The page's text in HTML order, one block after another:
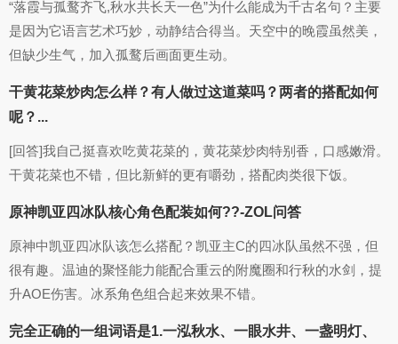
“落霞与孤鹜齐飞,秋水共长天一色”为什么能成为千古名句？主要
是因为它语言艺术巧妙，动静结合得当。天空中的晚霞虽然美，
但缺少生气，加入孤鹜后画面更生动。
干黄花菜炒肉怎么样？有人做过这道菜吗？两者的搭配如何
呢？...
[回答]我自己挺喜欢吃黄花菜的，黄花菜炒肉特别香，口感嫩滑。
干黄花菜也不错，但比新鲜的更有嚼劲，搭配肉类很下饭。
原神凯亚四冰队核心角色配装如何??-ZOL问答
原神中凯亚四冰队该怎么搭配？凯亚主C的四冰队虽然不强，但
很有趣。温迪的聚怪能力能配合重云的附魔圈和行秋的水剑，提
升AOE伤害。冰系角色组合起来效果不错。
完全正确的一组词语是1.一泓秋水、一眼水井、一盏明灯、